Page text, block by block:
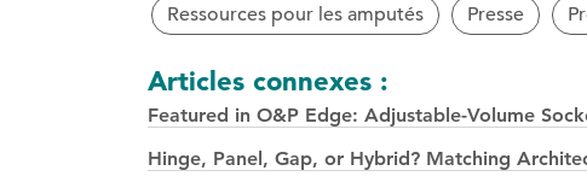
Ressources pour les amputés Presse
Articles connexes :
Featured in O&P Edge: Adjustable-Volume
Hinge, Panel, Gap, or Hybrid? Matching